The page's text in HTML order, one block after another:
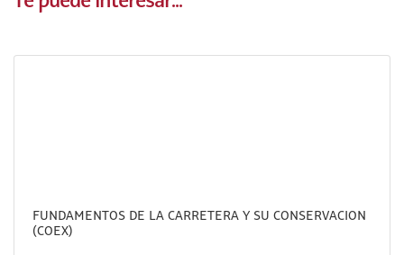
FUNDAMENTOS DE LA CARRETERA Y SU CONSERVACION
(COEX)